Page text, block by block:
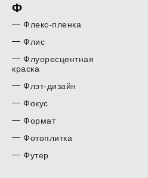
Ф
Флекс-пленка
Флис
Флуоресцентная
краска
Флэт-дизайн
Фокус
Формат
Фотоплитка
Футер